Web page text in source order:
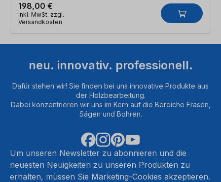
198,00 €
inkl. MwSt. zzgl.
Versandkosten
neu. innovativ. professionell.
Dafür stehen wir! Sie finden bei uns innovative Produkte aus
der Holzbearbeitung.
Dabei konzentrieren wir uns im Kern auf die Bereiche Fräsen,
Sägen und Bohren.
Um unseren Newsletter zu abonnieren und die
neuesten Neuigkeiten zu unseren Produkten zu
erhalten, müssen Sie Marketing-Cookies akzeptieren.